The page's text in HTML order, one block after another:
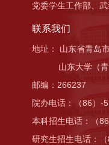
党委学生工作部、
联系我们
地址： 山东省青岛
山东大学（青
邮编：266237
院办电话：（86）-
本科招生电话：（
研究生招生电话：